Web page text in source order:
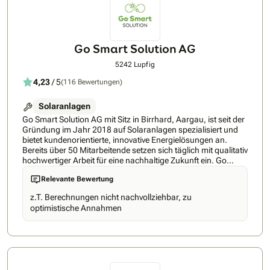
wenn Ihre Anlage läuft. Wenn es um erneuerbare Energie
geht, sind wir Ihr zuverlässiger Partner.
Go Smart Solution AG
5242 Lupfig
4,23/ 5(116 Bewertungen)
Solaranlagen
Go Smart Solution AG mit Sitz in Birrhard, Aargau, ist seit der
Gründung im Jahr 2018 auf Solaranlagen spezialisiert und
bietet kundenorientierte, innovative Energielösungen an.
Bereits über 50 Mitarbeitende setzen sich täglich mit qualitativ
hochwertiger Arbeit für eine nachhaltige Zukunft ein. Go
Smart Solution AG plant und baut Solaranlagen von A bis Z
und alles aus einer Hand. Wir übernehmen die Beratung, den
Verkauf, die Planung (auch für Speicher und Ladestationen
sowie Sicherheitssysteme), die Logistik, den Gerüstbau, den
Bau der Photovoltaikanlage, die gesamte Elektroinstallation
AC/DC bis hin zur Inbetriebnahme. Unsere Kunden können
Grösse. Ob Indach oder Aufdach, EFH oder MFH, Gewerbe-
Relevante Bewertung
z.T. Berechnungen nicht nachvollziehbar, zu
optimistische Annahmen